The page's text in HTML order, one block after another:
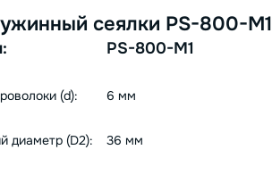
сеялки PS-800-M1
PS-800-M1
(d): 6 мм
диаметр (D2): 36 мм